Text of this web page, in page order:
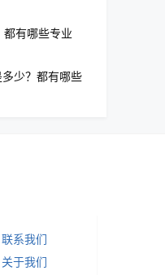
有哪些专业
少？都有哪些
联系我们
关于我们